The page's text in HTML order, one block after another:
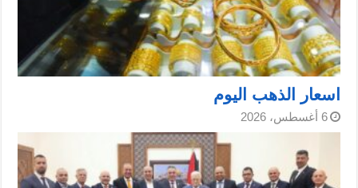
اسعار الذهب اليوم
6 أغسطس، 2026